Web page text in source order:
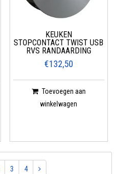
KEUKEN
STOPCONTACT TWIST USB
RVS RANDAARDING
€132,50
Toevoegen aan
winkelwagen
3 4